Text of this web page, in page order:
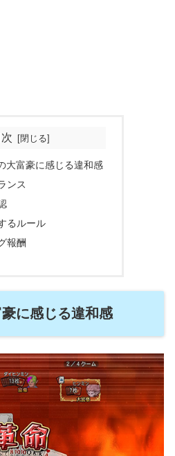
次
大富豪に感じる違和感
ンス
るルール
報酬
豪に感じる違和感